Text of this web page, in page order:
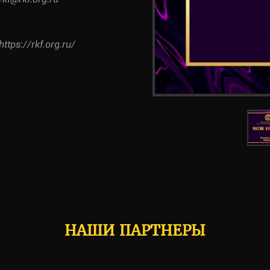
rkf.org.ru/
НАШИ ПАРТНЕРЫ